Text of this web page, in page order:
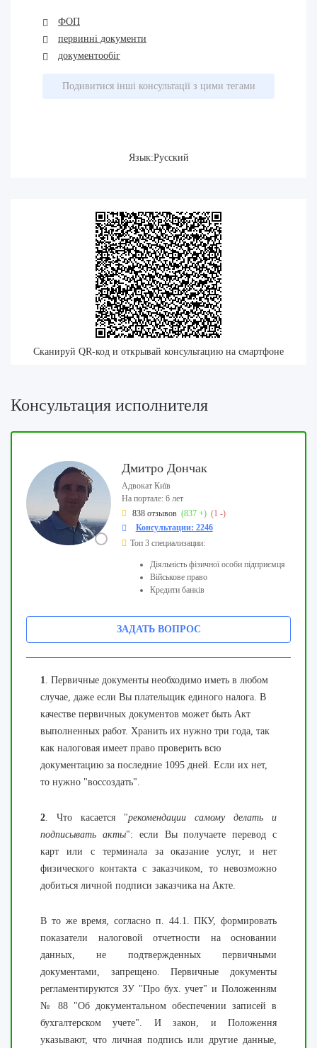
ФОП
первинні документи
документообіг
Подивитися інші консультації з цими тегами
Язык:Русский
Сканируй QR-код и открывай консультацию на смартфоне
Консультация исполнителя
Дмитро Дончак
Адвокат Київ
На портале: 6 лет
838 отзывов (837 +) (1 -)
Консультации: 2246
Топ 3 специализации:
Діяльність фізичної особи підприємця
Військове право
Кредити банків
ЗАДАТЬ ВОПРОС
1. Первичные документы необходимо иметь в любом
случае, даже если Вы плательщик единого налога. В
качестве первичных документов может быть Акт
выполненных работ. Хранить их нужно три года, так
как налоговая имеет право проверить всю
документацию за последние 1095 дней. Если их нет,
то нужно "воссоздать".
2. Что касается "рекомендации самому делать и
подписывать акты": если Вы получаете перевод с
карт или с терминала за оказание услуг, и нет
физического контакта с заказчиком, то невозможно
добиться личной подписи заказчика на Акте.
В то же время, согласно п. 44.1. ПКУ, формировать
показатели налоговой отчетности на основании
данных, не подтвержденных первичными
документами, запрещено. Первичные документы
регламентируются ЗУ "Про бух. учет" и Положенням
№ 88 "Об документальном обеспечении записей в
бухгалтерском учете". И закон, и Положення
указывают, что личная подпись или другие данные,